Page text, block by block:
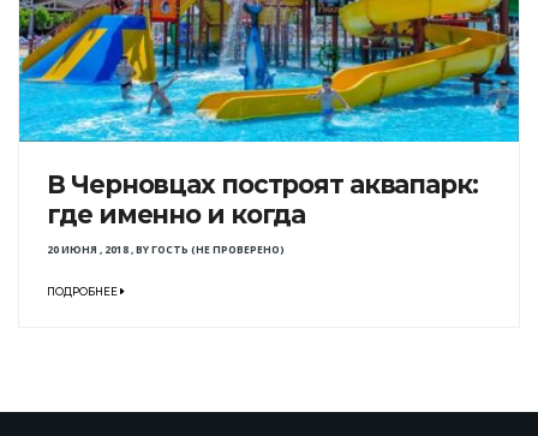
В Черновцах построят аквапарк:
где именно и когда
20 ИЮНЯ , 2018,BYГОСТЬ (НЕ ПРОВЕРЕНО)
ПОДРОБНЕЕ